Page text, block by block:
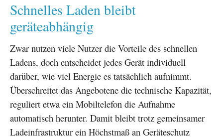
Schnelles Laden bleibt
geräteabhängig
Zwar nutzen viele Nutzer die Vorteile des schnellen
Ladens, doch entscheidet jedes Gerät individuell
darüber, wie viel Energie es tatsächlich aufnimmt.
Überschreitet das Angebotene die technische Kapazität,
reguliert etwa ein Mobiltelefon die Aufnahme
automatisch herunter. Damit bleibt trotz gemeinsamer
Ladeinfrastruktur ein Höchstmaß an Geräteschutz